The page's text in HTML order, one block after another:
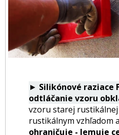
► Silikónové raziace
odtláčanie vzoru
vzoru starej rustikálnej
rustikálnym vzhľadom
ohraničuje - lemuje